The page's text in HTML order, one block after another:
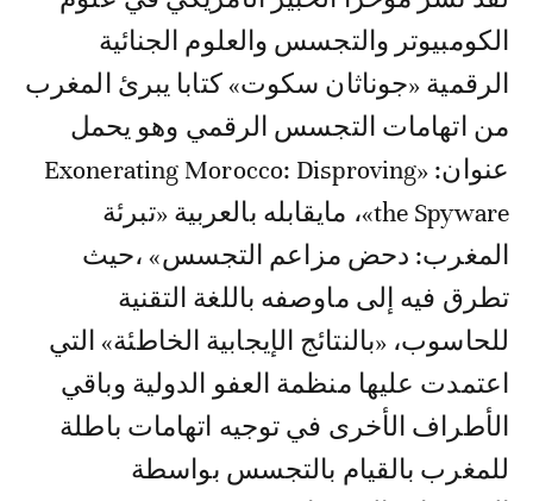
الكومبيوتر والتجسس والعلوم الجنائية
الرقمية «جوناثان سكوت» كتابا يبرئ المغرب
من اتهامات التجسس الرقمي وهو يحمل
عنوان: «Exonerating Morocco: Disproving
the Spyware»، مايقابله بالعربية «تبرئة
المغرب: دحض مزاعم التجسس» ،حيث
تطرق فيه إلى ماوصفه باللغة التقنية
للحاسوب، «بالنتائج الإيجابية الخاطئة» التي
اعتمدت عليها منظمة العفو الدولية وباقي
الأطراف الأخرى في توجيه اتهامات باطلة
للمغرب بالقيام بالتجسس بواسطة